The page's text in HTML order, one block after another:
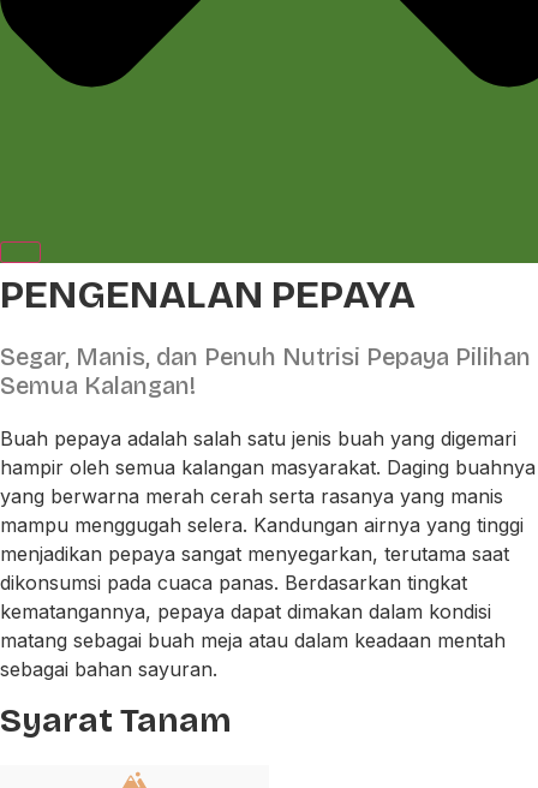
PENGENALAN PEPAYA
Segar, Manis, dan Penuh Nutrisi Pepaya Pilihan
Semua Kalangan!
Buah pepaya adalah salah satu jenis buah yang digemari
hampir oleh semua kalangan masyarakat. Daging buahnya
yang berwarna merah cerah serta rasanya yang manis
mampu menggugah selera. Kandungan airnya yang tinggi
menjadikan pepaya sangat menyegarkan, terutama saat
dikonsumsi pada cuaca panas. Berdasarkan tingkat
kematangannya, pepaya dapat dimakan dalam kondisi
matang sebagai buah meja atau dalam keadaan mentah
sebagai bahan sayuran.
Syarat Tanam